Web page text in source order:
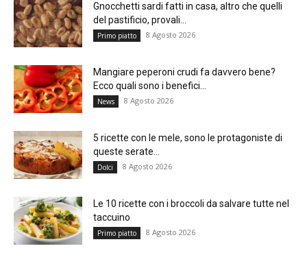
Gnocchetti sardi fatti in casa, altro che quelli
del pastificio, provali...
Primo piatto 8 Agosto 2026
Mangiare peperoni crudi fa davvero bene?
Ecco quali sono i benefici...
News 8 Agosto 2026
5 ricette con le mele, sono le protagoniste di
queste serate...
Dolci 8 Agosto 2026
Le 10 ricette con i broccoli da salvare tutte nel
taccuino
Primo piatto 8 Agosto 2026